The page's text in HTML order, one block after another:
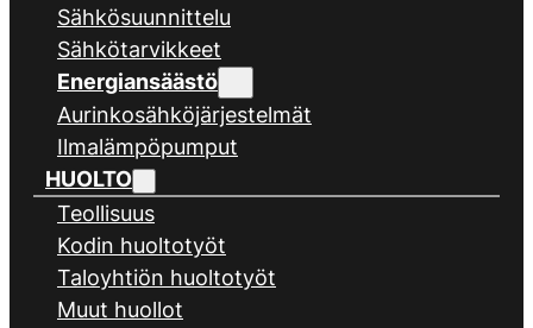
Sähkösuunnittelu
Sähkötarvikkeet
Energiansäästö
Aurinkosähköjärjestelmät
Ilmalämpöpumput
HUOLTO
Teollisuus
Kodin huoltotyöt
Taloyhtiön huoltotyöt
Muut huollot